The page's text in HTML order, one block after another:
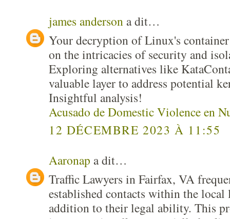
james anderson a dit…
Your decryption of Linux's
on the intricacies of security and
Exploring alternatives like
valuable layer to address potential
Insightful analysis!
Acusado de Domestic Violence en
12 DÉCEMBRE 2023 À 11:55
Aaronap a dit…
Traffic Lawyers in Fairfax, VA
established contacts within the
addition to their legal ability. This